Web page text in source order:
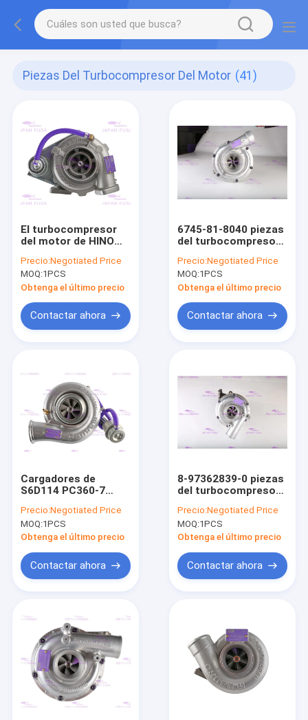
Piezas Del Turbocompresor Del Motor (41)
El turbocompresor
del motor de HINO
S1760-E0200 parte
24100-4640 787846-
5001
Precio:Negotiated Price
MOQ:1PCS
Obtenga el último precio
Contactar ahora
6745-81-8040 piezas
del turbocompresor
de PC300-8 PC350-7
S6D114 KOMATSU
Turbo
Precio:Negotiated Price
MOQ:1PCS
Obtenga el último precio
Contactar ahora
Cargadores de
S6D114 PC360-7
Turbo 6743-81-8040
4038421 4035653H
Precio:Negotiated Price
MOQ:1PCS
Obtenga el último precio
Contactar ahora
8-97362839-0 piezas
del turbocompresor
4HK1-TC ZX240-3
Precio:Negotiated Price
MOQ:1PCS
Obtenga el último precio
Contactar ahora